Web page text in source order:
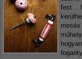
fest…
mesés